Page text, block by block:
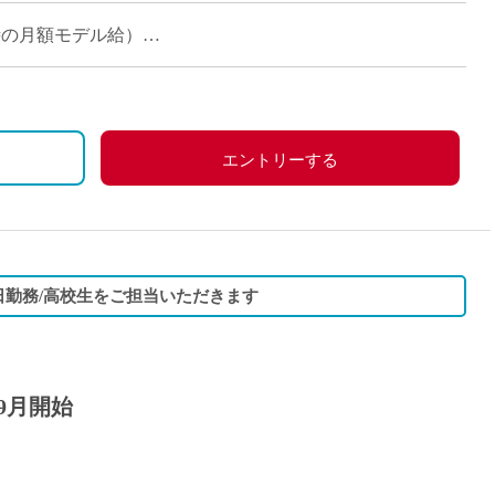
月額モデル給）
エントリーする
務/高校生をご担当いただきます
月開始